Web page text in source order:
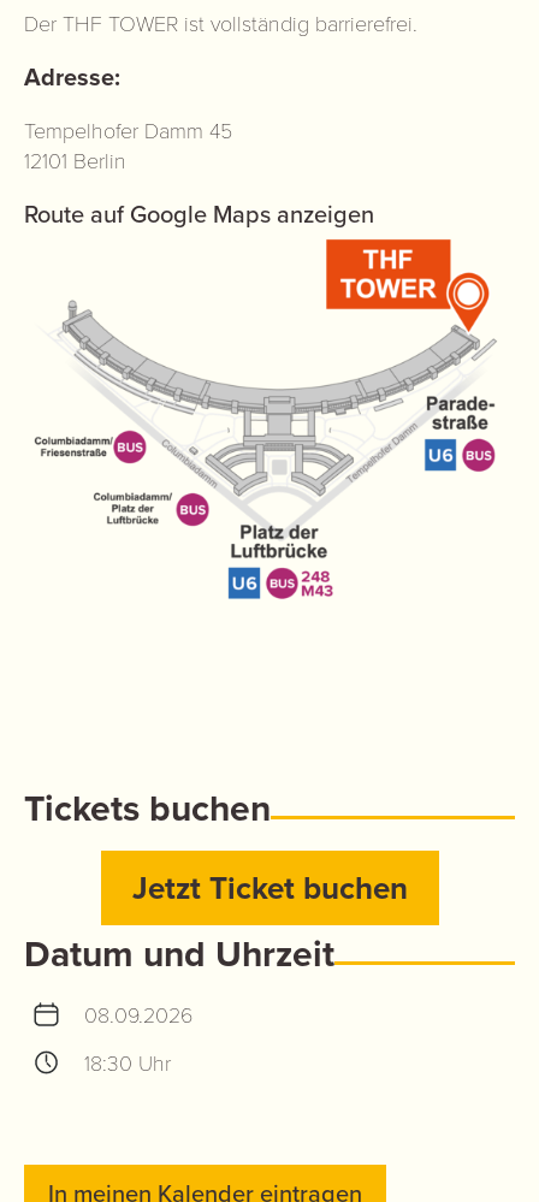
Der THF TOWER ist vollständig barrierefrei.
Adresse:
Tempelhofer Damm 45
12101 Berlin
Route auf Google Maps anzeigen
Tickets buchen
Jetzt Ticket buchen
Datum und Uhrzeit
08.09.2026
18:30 Uhr
In meinen Kalender eintragen